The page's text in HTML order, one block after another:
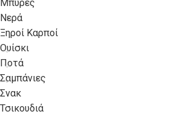
Μπύρες
Νερά
Ξηροί Καρποί
Ουίσκι
Ποτά
Σαμπάνιες
Σνακ
Τσικουδιά